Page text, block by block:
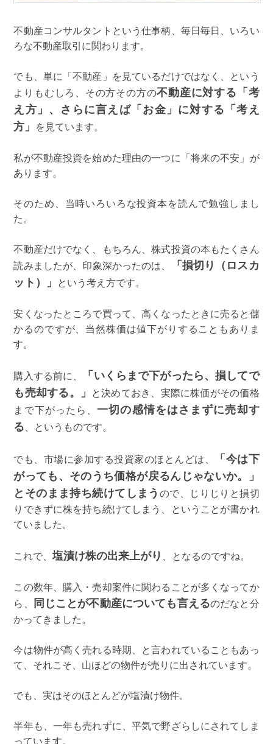
不動産コンサルタントという仕事柄、毎日毎日、いろい
ろな不動産取引に関わります。
でも、単に「不動産」を見ているだけではなく、という
よりもむしろ、その方その方の不動産に対する「考
え方」、さらに言えば「お金」に対する「考え
方」
を見ています。
私が不動産投資を始めた理由の一つに「将来の不安」が
あります。
そのため、当時いろいろな投資本を読んで勉強しまし
た。
不動産だけでなく、もちろん、株式投資の本もたくさん
読みましたが、印象深かったのは、
「損切り（ロスカ
ット）」
という考え方です。
安くなったところで買って、高くなったときに売ると儲
かるのですが、当然株価は値下がりすることもありま
す。
購入する前に、
「いくらまで下がったら、損してで
も売却する。」
と決めておき、実際に株価がその価格
まで下がったら、一切の感情をはさまずに売却す
る 、というものです。
でも、市場に参加する投資家のほとんどは、
「今は下
がっても、そのうち価格が戻るんじゃないか。」
とそのまま持ち続けてしまう ので、じりじりと損切
りできずに株を持ち続けてしまう、ということが書かれ
ていました。
これで、塩漬け株の出来上がり 、となるのですね。
この数年、購入・売却案件に関わることが多くなってか
ら、
同じことが不動産についても言えるのだなと分
かってきました。
今は物件が高く売れる時期、と言われていることもあっ
て、それこそ、山ほどの物件が売りに出されています。
でも、実はそのほとんどが塩漬け物件。
半年も、一年も売れずに、平気で野ざらしにされてしま
っています。